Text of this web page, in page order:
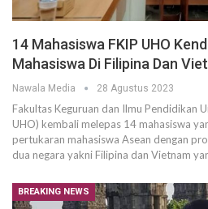
14 Mahasiswa FKIP UHO
Mahasiswa Di Filipina Dan
Nawala Media 28 Agustus 2023
Fakultas Keguruan dan Ilmu Pendidikan
UHO) kembali melepas 14 mahasiswa
pertukaran mahasiswa Asean dengan
dua negara yakni Filipina dan Vietnam
BREAKING NEWS